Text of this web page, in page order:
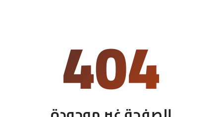
404